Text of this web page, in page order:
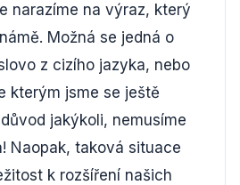
narazíme na výraz, který
Možná se jedná o
z cizího jazyka, nebo
kterým jsme se ještě
jakýkoli, nemusíme
Naopak, taková situace
k rozšíření našich